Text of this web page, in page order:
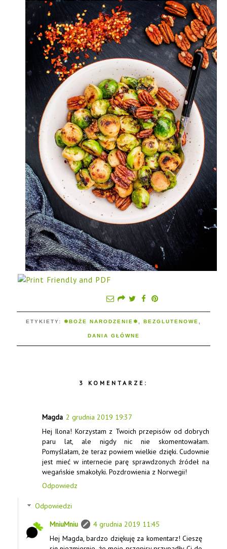
ETYKIETY: ❅BOŻE NARODZENIE❅, BEZGLUTENOWE,
DANIA GŁÓWNE
3 KOMENTARZE:
Magda 2 grudnia 2019 19:37
Hej Ilona! Korzystam z Twoich przepisów od dobrych
paru lat, ale nigdy nic nie skomentowałam.
Pomyślałam, że teraz powiem wielkie dzięki. Cudownie
jest mieć w internecie parę sprawdzonych źródeł na
wegańskie smakołyki. Pozdrowienia z Norwegii!
Odpowiedz
Odpowiedzi
MniuMniu
4 grudnia 2019 11:45
Hej Magda, bardzo dziękuję za komentarz! Cieszę